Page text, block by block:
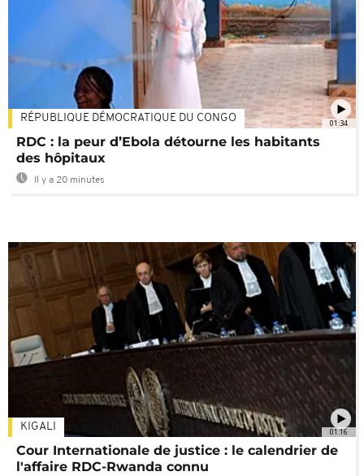
01:34
RÉPUBLIQUE DÉMOCRATIQUE DU CONGO
RDC : la peur d’Ebola détourne les habitants
des hôpitaux
Il y a 20 minutes
01:16
KIGALI
Cour Internationale de justice : le calendrier de
l'affaire RDC-Rwanda connu